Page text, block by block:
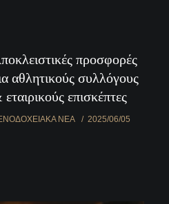
προσφορές
αθλητικούς συλλόγους
επισκέπτες
ΝΈΑ 2025/06/05